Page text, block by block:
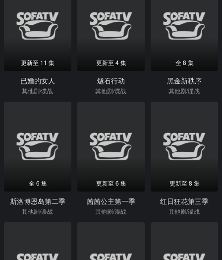
更新至 11 集
已婚的女人
其他剧/谍战
更新至 4 集
燧石行动
其他剧/谍战
全 8 集
黑金新秩序
其他剧/谍战
全 6 集
斯洛博恩岛第二季
其他剧/谍战
更新至 6 集
茜茜公主第一季
其他剧/谍战
更新至 8 集
红日狂花第三季
其他剧/谍战